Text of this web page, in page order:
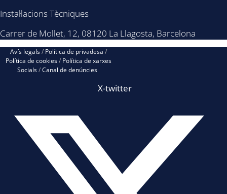
Instal·lacions Tècniques
Carrer de Mollet, 12, 08120 La Llagosta, Barcelona
Avís legals/ Política de privadesa /
Política de cookies/ Política de xarxes
Socials/Canal de denúncies
X-twitter